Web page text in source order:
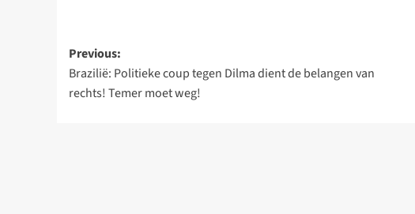
Post
navigation
Previous:
Brazilië: Politieke coup tegen Dilma dient de belangen van
rechts! Temer moet weg!